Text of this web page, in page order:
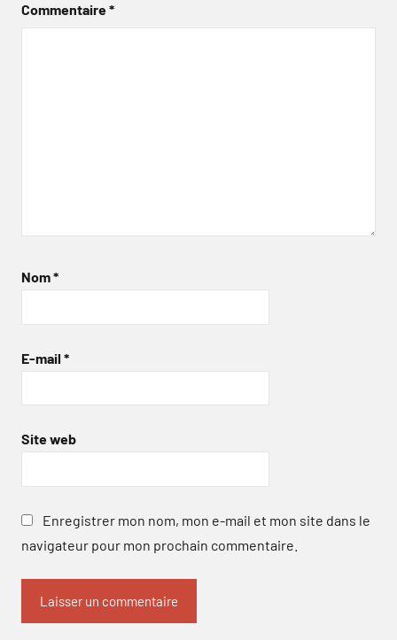
Commentaire*
Nom*
E-mail *
Site web
Enregistrer mon nom, mon e-mail et mon site dans le
navigateur pour mon prochain commentaire.